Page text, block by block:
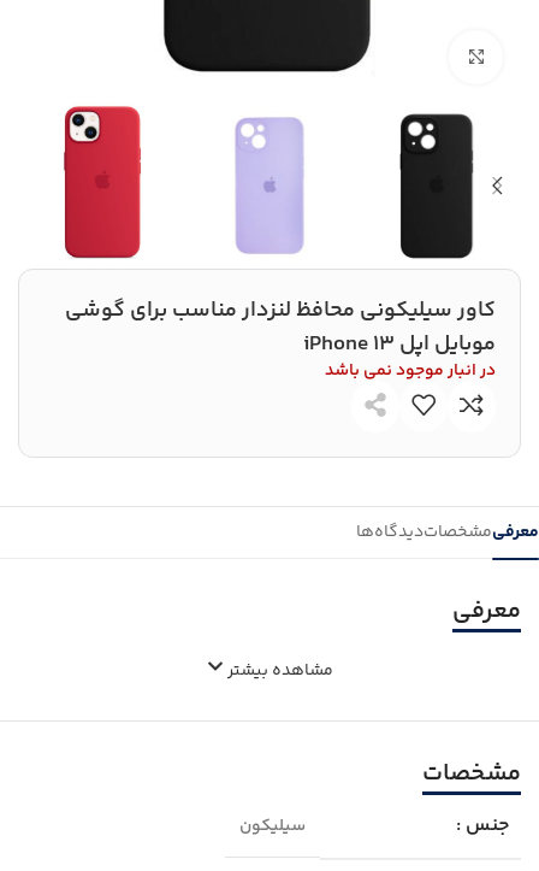
بزرگنمایی تصویر
کاور سیلیکونی محافظ لنزدار مناسب برای گوشی
موبایل اپل iPhone 13
در انبار موجود نمی باشد
معرفیمشخصاتدیدگاه‌ها
معرفی
مشاهده بیشتر
مشخصات
جنس : سیلیکون